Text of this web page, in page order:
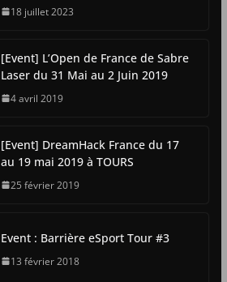
18 juillet 2023
[Event] L’Open de France de Sabre
Laser du 31 Mai au 2 Juin 2019
4 avril 2019
[Event] DreamHack France du 17
au 19 mai 2019 à TOURS
25 février 2019
Event : Barrière eSport Tour #3
13 février 2018